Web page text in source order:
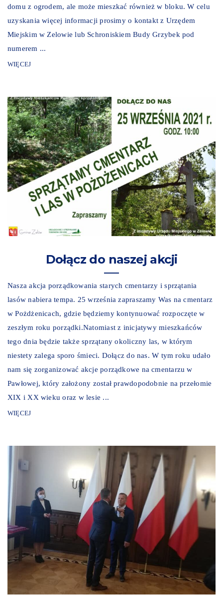
domu z ogrodem, ale może mieszkać również w bloku. W celu
uzyskania więcej informacji prosimy o kontakt z Urzędem
Miejskim w Zelowie lub Schroniskiem Budy Grzybek pod
numerem ...
WIĘCEJ
Dołącz do naszej akcji
Nasza akcja porządkowania starych cmentarzy i sprzątania
lasów nabiera tempa. 25 września zapraszamy Was na cmentarz
w Pożdżenicach, gdzie będziemy kontynuować rozpoczęte w
zeszłym roku porządki.Natomiast z inicjatywy mieszkańców
tego dnia będzie także sprzątany okoliczny las, w którym
niestety zalega sporo śmieci. Dołącz do nas. W tym roku udało
nam się zorganizować akcje porządkowe na cmentarzu w
Pawłowej, który założony został prawdopodobnie na przełomie
XIX i XX wieku oraz w lesie ...
WIĘCEJ